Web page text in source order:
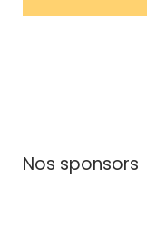
Nos sponsors